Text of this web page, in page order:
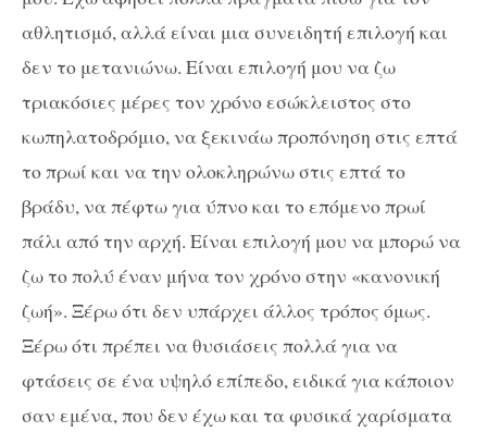
αθλητισμό, αλλά είναι μια συνειδητή επιλογή και
δεν το μετανιώνω. Είναι επιλογή μου να ζω
τριακόσιες μέρες τον χρόνο εσώκλειστος στο
κωπηλατοδρόμιο, να ξεκινάω προπόνηση στις επτά
το πρωί και να την ολοκληρώνω στις επτά το
βράδυ, να πέφτω για ύπνο και το επόμενο πρωί
πάλι από την αρχή. Είναι επιλογή μου να μπορώ να
ζω το πολύ έναν μήνα τον χρόνο στην «κανονική
ζωή». Ξέρω ότι δεν υπάρχει άλλος τρόπος όμως.
Ξέρω ότι πρέπει να θυσιάσεις πολλά για να
φτάσεις σε ένα υψηλό επίπεδο, ειδικά για κάποιον
σαν εμένα, που δεν έχω και τα φυσικά χαρίσματα